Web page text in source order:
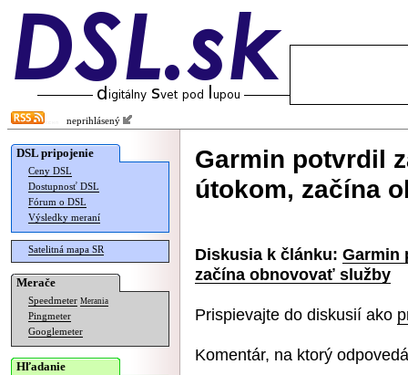
neprihlásený
DSL pripojenie
Ceny DSL
Dostupnosť DSL
Fórum o DSL
Výsledky meraní
Satelitná mapa SR
Merače
Speedmeter Merania
Pingmeter
Googlemeter
Hľadanie
Garmin potvrdil
útokom, začína
Diskusia k článku: Garmin
začína obnovovať služby
Prispievajte do diskusií ako
Komentár, na ktorý